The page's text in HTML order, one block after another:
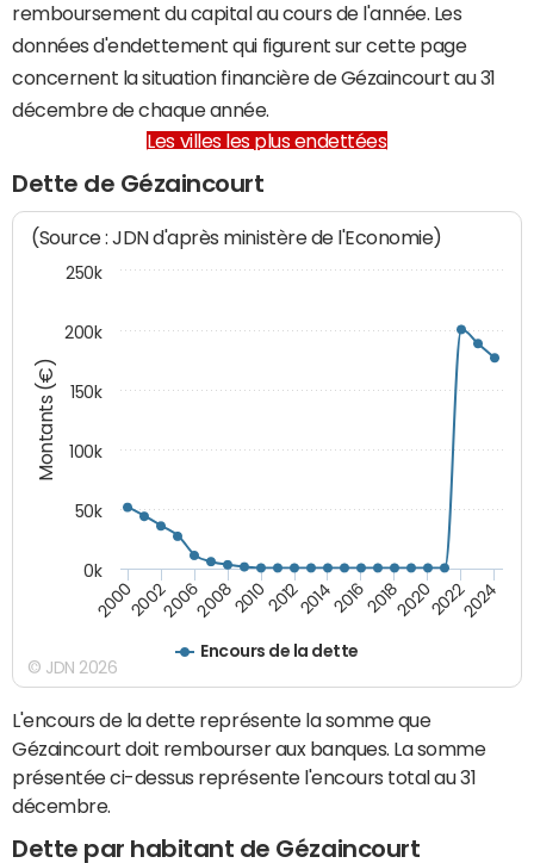
remboursement du capital au cours de l'année. Les
données d'endettement qui figurent sur cette page
concernent la situation financière de Gézaincourt au 31
décembre de chaque année.
Les villes les plus endettées
Dette de Gézaincourt
Montants (€)
(Source : JDN d'après ministère de l'Economie)
Encours de la dette
200020022006200820102012201420162018202020222024
0k
50k
100k
150k
200k
250k
© JDN 2026
L'encours de la dette représente la somme que
Gézaincourt doit rembourser aux banques. La somme
présentée ci-dessus représente l'encours total au 31
décembre.
Dette par habitant de Gézaincourt